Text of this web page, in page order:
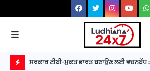
ਪਿਸਤੌਲਾਂ ਸਰਕਾਰ ਟੀਬੀ-ਮੁਕਤ ਭਾਰਤ ਬਣਾਉਣ ਲਈ ਵਚਨਬੱਧ